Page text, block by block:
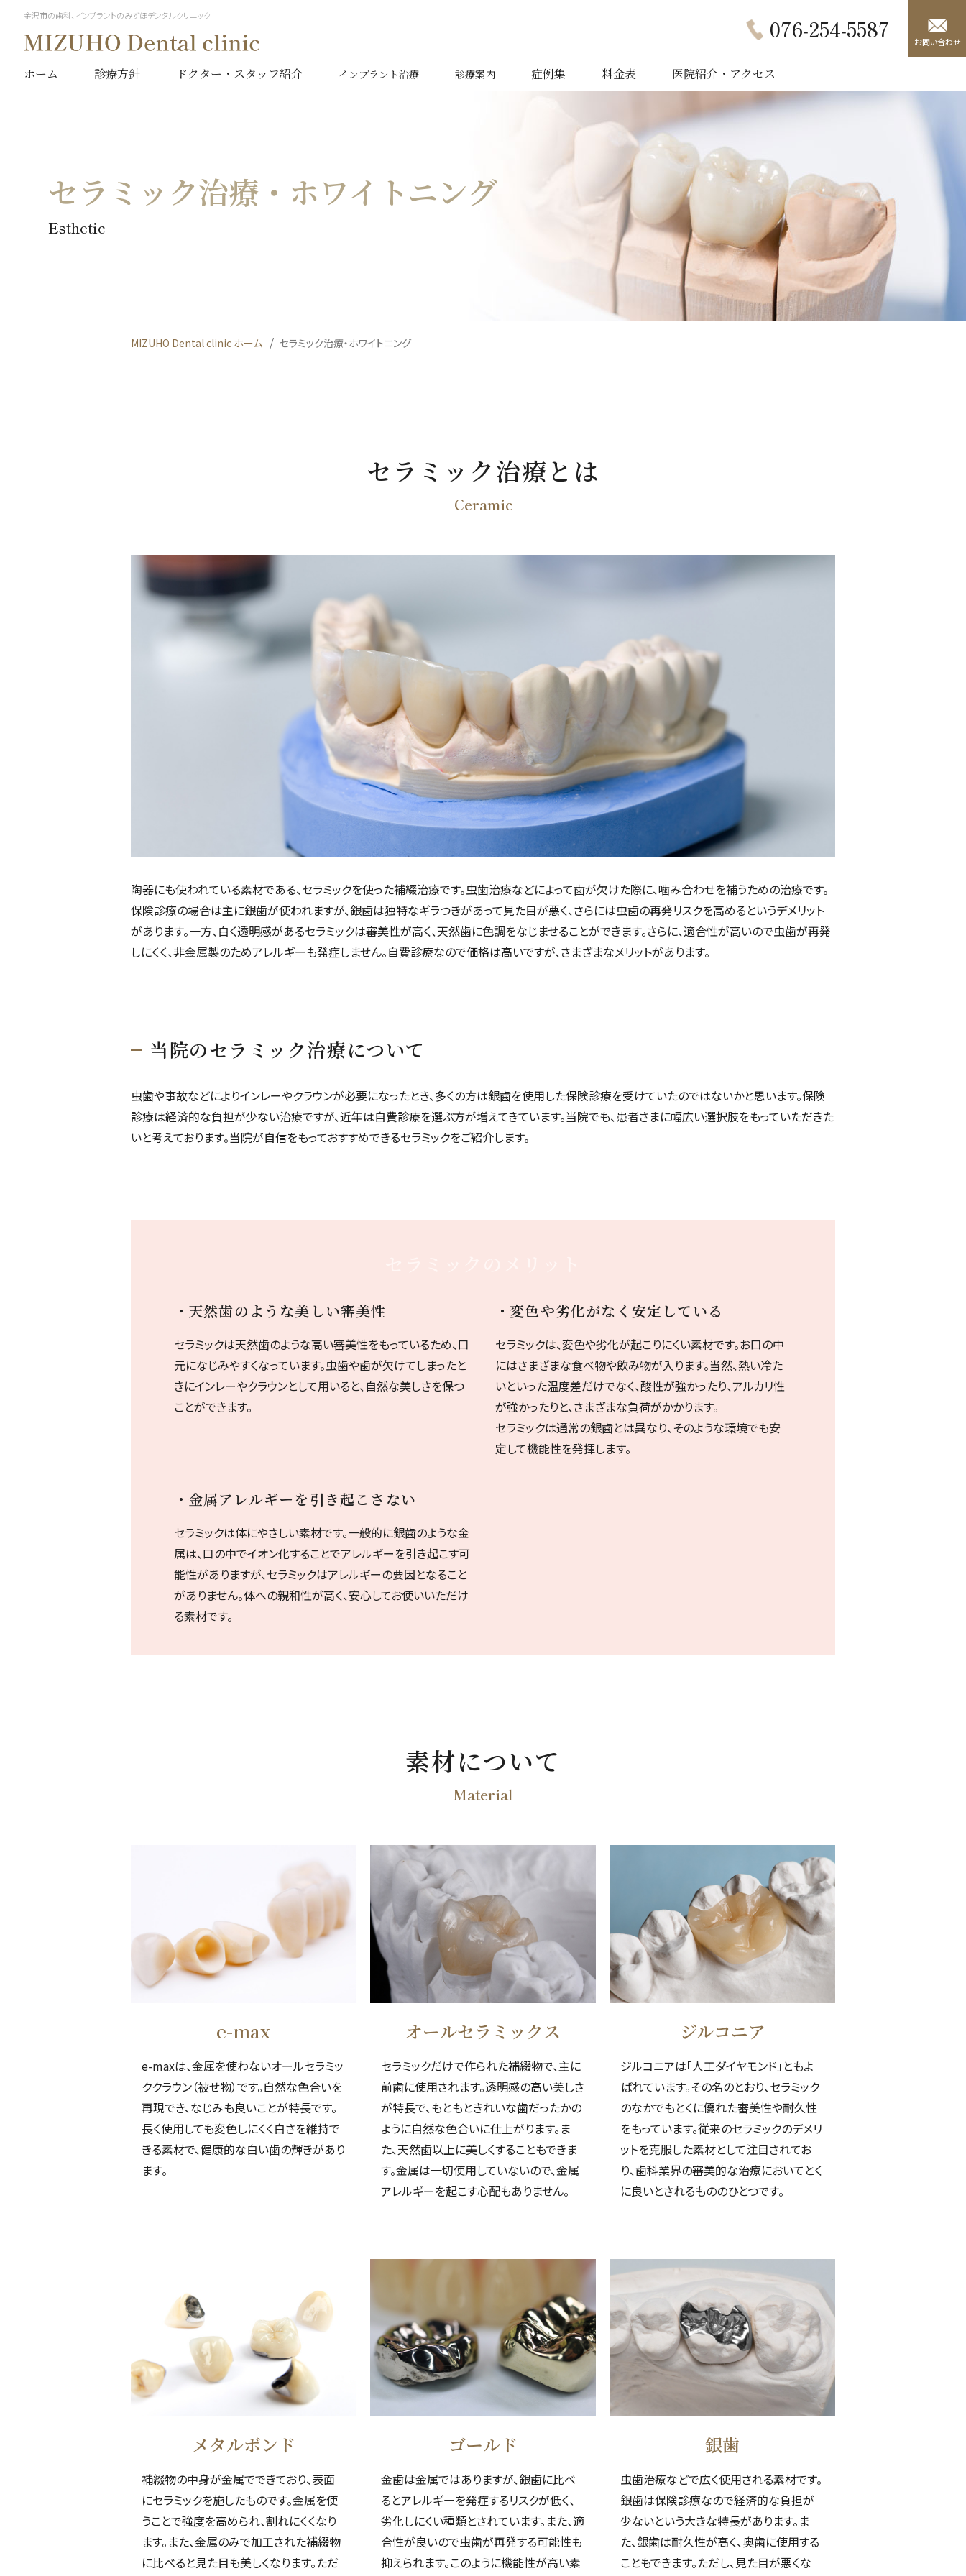
金沢市の歯科、インプラントのみずほデンタルクリニック 076‐254‐5587 お問い合わせ
ホーム 診療方針 ドクター・スタッフ紹介 インプラント治療
骨量の少ない方への治療
診療案内
マタニティ歯科治療 矯正歯科
症例集 料金表 医院紹介・アクセス
セラミック治療・ホワイトニング
Esthetic
MIZUHO Dental clinic ホーム セラミック治療・ホワイトニング
セラミック治療とは
Ceramic
陶器にも使われている素材である、セラミックを使った補綴治療です。虫歯治療などによって歯が欠けた際に、噛み合わせを補うための治療です。
保険診療の場合は主に銀歯が使われますが、銀歯は独特なギラつきがあって見た目が悪く、さらには虫歯の再発リスクを高めるというデメリット
があります。一方、白く透明感があるセラミックは審美性が高く、天然歯に色調をなじませることができます。さらに、適合性が高いので虫歯が再発
しにくく、非金属製のためアレルギーも発症しません。自費診療なので価格は高いですが、さまざまなメリットがあります。
当院のセラミック治療について
虫歯や事故などによりインレーやクラウンが必要になったとき、多くの方は銀歯を使用した保険診療を受けていたのではないかと思います。保険
診療は経済的な負担が少ない治療ですが、近年は自費診療を選ぶ方が増えてきています。当院でも、患者さまに幅広い選択肢をもっていただきた
いと考えております。当院が自信をもっておすすめできるセラミックをご紹介します。
天然歯のような美しい審美性
セラミックは天然歯のような高い審美性をもっているため、口
元になじみやすくなっています。虫歯や歯が欠けてしまったと
きにインレーやクラウンとして用いると、自然な美しさを保つ
ことができます。
変色や劣化がなく安定している
セラミックは、変色や劣化が起こりにくい素材です。お口の中
にはさまざまな食べ物や飲み物が入ります。当然、熱い冷た
いといった温度差だけでなく、酸性が強かったり、アルカリ性
が強かったりと、さまざまな負荷がかかります。
セラミックは通常の銀歯とは異なり、そのような環境でも安
定して機能性を発揮します。
金属アレルギーを引き起こさない
セラミックは体にやさしい素材です。一般的に銀歯のような金
属は、口の中でイオン化することでアレルギーを引き起こす可
能性がありますが、セラミックはアレルギーの要因となること
がありません。体への親和性が高く、安心してお使いいただけ
る素材です。
素材について
Material
e-max
e-maxは、金属を使わないオールセラミッ
ククラウン（被せ物）です。自然な色合いを
再現でき、なじみも良いことが特長です。
長く使用しても変色しにくく白さを維持で
きる素材で、健康的な白い歯の輝きがあり
ます。
オールセラミックス
セラミックだけで作られた補綴物で、主に
前歯に使用されます。透明感の高い美しさ
が特長で、もともときれいな歯だったかの
ように自然な色合いに仕上がります。ま
た、天然歯以上に美しくすることもできま
す。金属は一切使用していないので、金属
アレルギーを起こす心配もありません。
ジルコニア
ジルコニアは「人工ダイヤモンド」ともよ
ばれています。その名のとおり、セラミック
のなかでもとくに優れた審美性や耐久性
をもっています。従来のセラミックのデメリ
ットを克服した素材として注目されてお
り、歯科業界の審美的な治療においてとく
に良いとされるもののひとつです。
メタルボンド
補綴物の中身が金属でできており、表面
にセラミックを施したものです。金属を使
うことで強度を高められ、割れにくくなり
ます。また、金属のみで加工された補綴物
に比べると見た目も美しくなります。ただ
ゴールド
金歯は金属ではありますが、銀歯に比べ
るとアレルギーを発症するリスクが低く、
劣化しにくい種類とされています。また、適
合性が良いので虫歯が再発する可能性も
抑えられます。このように機能性が高い素
銀歯
虫歯治療などで広く使用される素材です。
銀歯は保険診療なので経済的な負担が
少ないという大きな特長があります。ま
た、銀歯は耐久性が高く、奥歯に使用する
こともできます。ただし、見た目が悪くな